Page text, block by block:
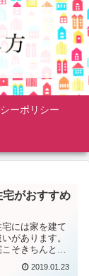
ーポリシー
がおすすめ
には家を建て
があります。
そきちんと設
2019.01.23